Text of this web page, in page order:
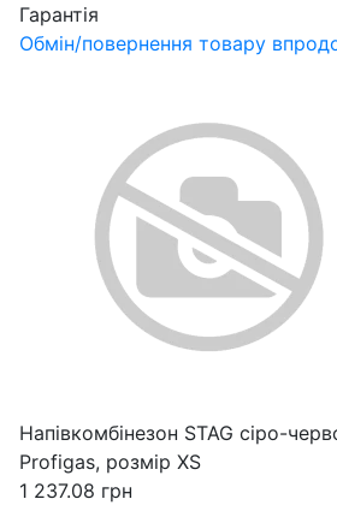
Гарантія
Обмін/повернення товару
Напівкомбінезон STAG сіро-
Profigas, розмір XS
1 237.08 грн